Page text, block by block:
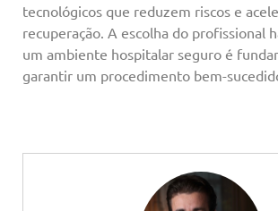
tecnológicos que reduzem riscos e
recuperação. A escolha do profissional
um ambiente hospitalar seguro é
garantir um procedimento bem-